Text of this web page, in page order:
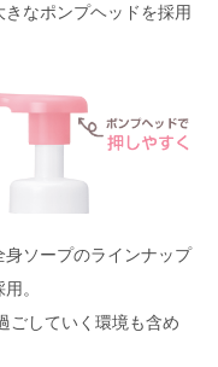
なポンプヘッドを採用
ソープのラインナップ
。
ごしていく環境も含め